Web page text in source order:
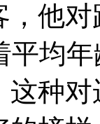
，他
平均
种